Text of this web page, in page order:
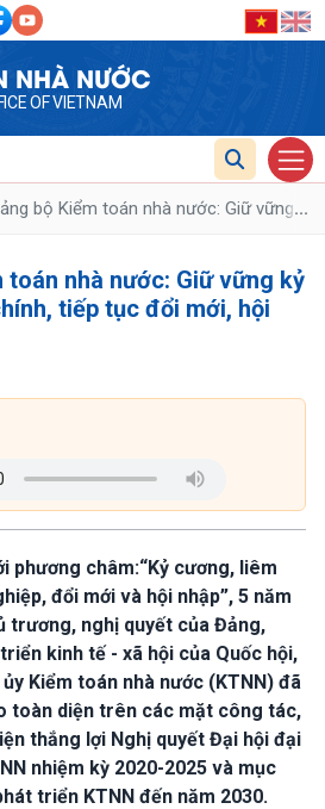
NHÀ NƯỚC
OF VIETNAM
bộ Kiểm toán nhà nước: Giữ vững...
toán nhà nước: Giữ vững kỷ
tiếp tục đổi mới, hội
phương châm:“Kỷ cương, liêm
đổi mới và hội nhập”, 5 năm
trương, nghị quyết của Đảng,
kinh tế - xã hội của Quốc hội,
Kiểm toán nhà nước (KTNN) đã
toàn diện trên các mặt công tác,
thắng lợi Nghị quyết Đại hội đại
nhiệm kỳ 2020-2025 và mục
triển KTNN đến năm 2030.